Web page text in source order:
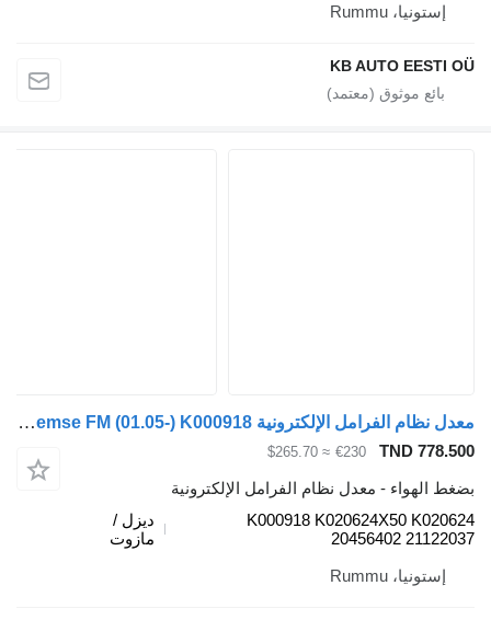
إستونيا، Rummu
KB AUTO EESTI
معدل نظام الفرامل الإلكترونية Knorr-Bremse FM (01.05-) K000918 لـ الشاحنات Volvo FM7-FM12, FM, FMX (1998-2014)
TND
€230
≈ $265.70
الهواء - معدل نظام الفرامل الإلكترونية
K000918 K020624X50
20456402
ديزل /
مازوت
إستونيا، Rummu